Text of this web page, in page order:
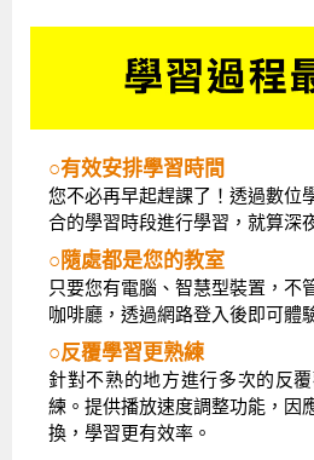
○有效安排學習時間
您不必再早起趕課了！透過數位
合的學習時段進行學習，就算深
○隨處都是您的教室
只要您有電腦、智慧型裝置，不
咖啡廳，透過網路登入後即可體
○反覆學習更熟練
針對不熟的地方進行多次的反
練。提供播放速度調整功能，因
換，學習更有效率。